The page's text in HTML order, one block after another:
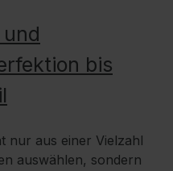
bis
nur aus einer Vielzahl
auswählen, sondern